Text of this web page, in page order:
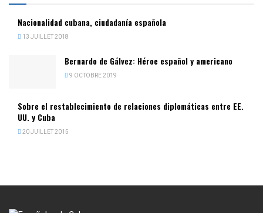
Nacionalidad cubana, ciudadanía española
13 JUILLET 2018
Bernardo de Gálvez: Héroe español y americano
9 OCTOBRE 2019
Sobre el restablecimiento de relaciones diplomáticas entre EE.
UU. y Cuba
20 JUILLET 2015